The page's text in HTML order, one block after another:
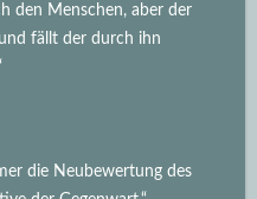
den Menschen, aber der
fällt der durch ihn
die Neubewertung des